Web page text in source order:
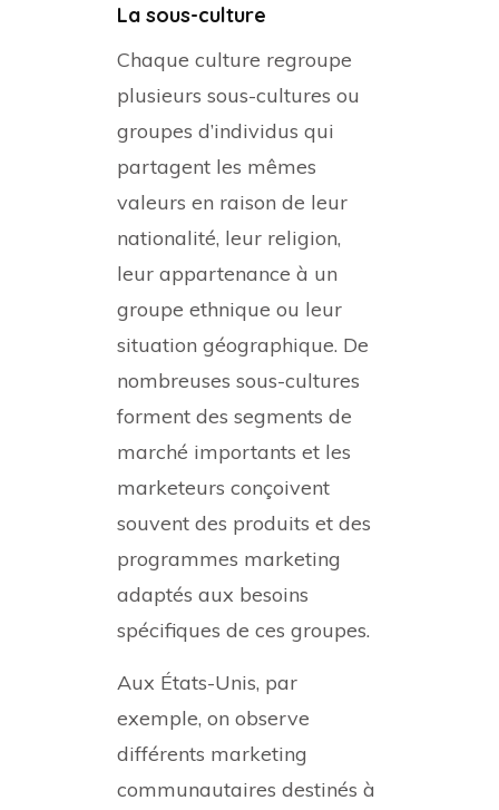
La sous-culture
Chaque culture regroupe
plusieurs sous-cultures ou
groupes d’individus qui
partagent les mêmes
valeurs en raison de leur
nationalité, leur religion,
leur appartenance à un
groupe ethnique ou leur
situation géographique. De
nombreuses sous-cultures
forment des segments de
marché importants et les
marketeurs conçoivent
souvent des produits et des
programmes marketing
adaptés aux besoins
spécifiques de ces groupes.
Aux États-Unis, par
exemple, on observe
différents marketing
communautaires destinés à